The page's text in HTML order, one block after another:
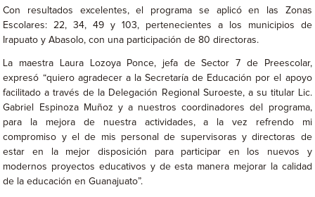
Con resultados excelentes, el programa se aplicó en las Zonas
Escolares: 22, 34, 49 y 103, pertenecientes a los municipios de
Irapuato y Abasolo, con una participación de 80 directoras.
La maestra Laura Lozoya Ponce, jefa de Sector 7 de Preescolar,
expresó “quiero agradecer a la Secretaría de Educación por el apoyo
facilitado a través de la Delegación Regional Suroeste, a su titular Lic.
Gabriel Espinoza Muñoz y a nuestros coordinadores del programa,
para la mejora de nuestra actividades, a la vez refrendo mi
compromiso y el de mis personal de supervisoras y directoras de
estar en la mejor disposición para participar en los nuevos y
modernos proyectos educativos y de esta manera mejorar la calidad
de la educación en Guanajuato”.